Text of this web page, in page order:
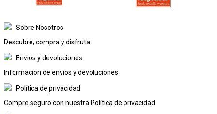
Sobre Nosotros
Descubre, compra y disfruta
Envios y devoluciones
Informacion de envios y devoluciones
Política de privacidad
Compre seguro con nuestra Política de privacidad